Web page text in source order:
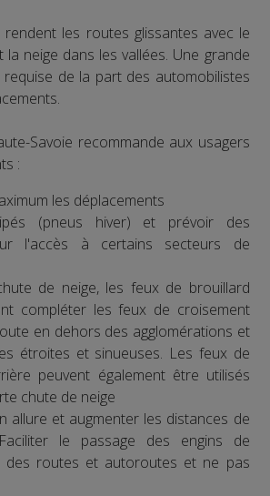
rendent les routes glissantes avec le
la neige dans les vallées. Une grande
de la part des automobilistes
Savoie recommande aux usagers
:
les déplacements
(pneus hiver) et prévoir des
l'accès à certains secteurs de
de neige, les feux de brouillard
compléter les feux de croisement
en dehors des agglomérations et
étroites et sinueuses. Les feux de
peuvent également être utilisés
chute de neige
allure et augmenter les distances de
le passage des engins de
des routes et autoroutes et ne pas